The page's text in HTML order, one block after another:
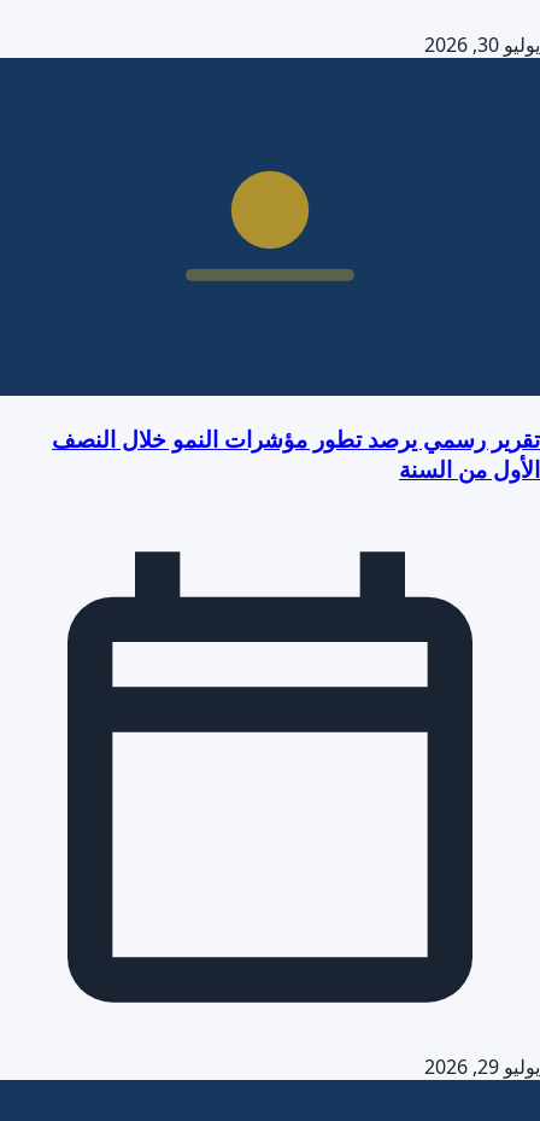
يوليو 30, 2026
تقرير رسمي يرصد تطور مؤشرات النمو خلال النصف
الأول من السنة
يوليو 29, 2026